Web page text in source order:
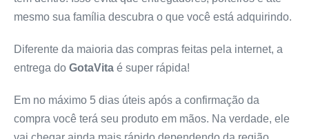
mesmo sua família descubra o que você está adquirindo.
Diferente da maioria das compras feitas pela internet, a
entrega do GotaVita é super rápida!
Em no máximo 5 dias úteis após a confirmação da
compra você terá seu produto em mãos. Na verdade, ele